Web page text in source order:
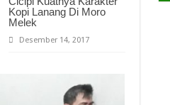
Kopi Lanang Di Moro
Melek
Desember 14, 2017